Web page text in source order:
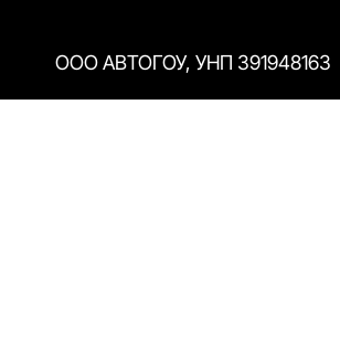
ООО АВТОГОУ, УНП 391948163